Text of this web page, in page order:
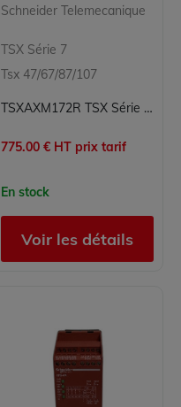
Schneider Telemecanique
TSX Série 7
Tsx 47/67/87/107
TSXAXM172R TSX Série 7 Schneider Telemecanique
775.00 € HT prix tarif
En stock
Voir les détails